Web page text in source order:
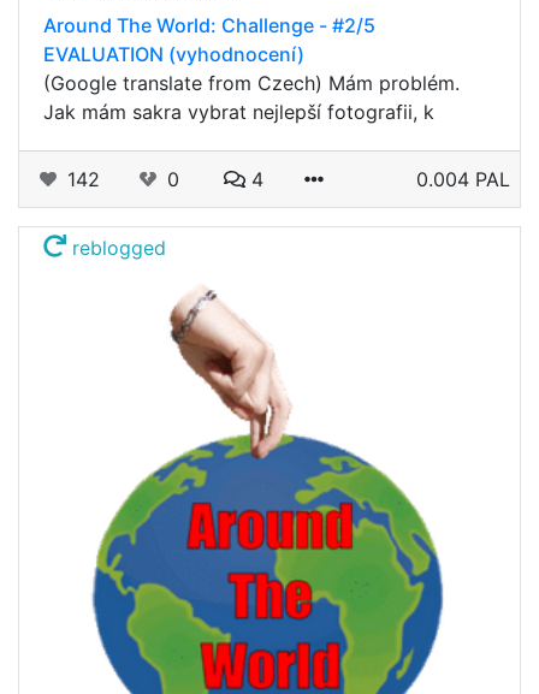
Around The World: Challenge - #2/5
EVALUATION (vyhodnocení)
(Google translate from Czech) Mám problém.
Jak mám sakra vybrat nejlepší fotografii, k
142 0 4 0.004 PAL
reblogged